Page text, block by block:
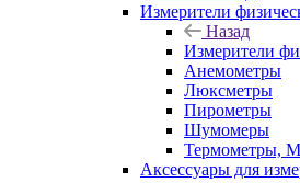
Измерители
Назад
Измерители
Анемометры
Люксметры
Пирометры
Шумомеры
Термометры,
Аксессуары для